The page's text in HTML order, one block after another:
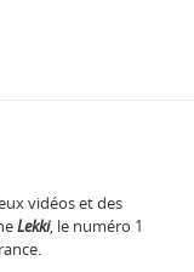
vidéos et des
Lekki, le numéro 1